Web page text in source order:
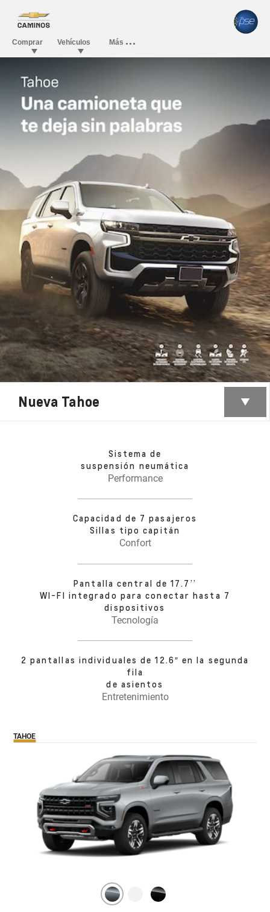
Nueva Tahoe
Sistema de
suspensión neumática
Performance
Capacidad de 7 pasajeros
Sillas tipo capitán
Confort
Pantalla central de 17.7’’
WI-FI integrado para conectar hasta 7
dispositivos
Tecnología
2 pantallas individuales de 12.6″ en la segunda
fila
de asientos
Entretenimiento
TAHOE